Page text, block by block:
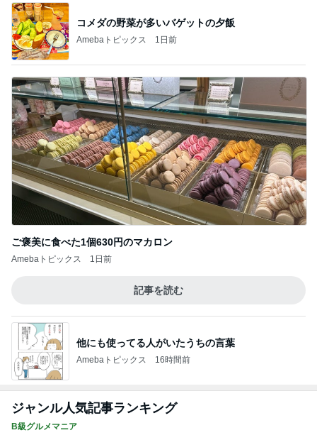
コメダの野菜が多いバゲットの夕飯
Amebaトピックス 1日前
ご褒美に食べた1個630円のマカロン
Amebaトピックス 1日前
記事を読む
他にも使ってる人がいたうちの言葉
Amebaトピックス 16時間前
ジャンル人気記事ランキング
B級グルメマニア